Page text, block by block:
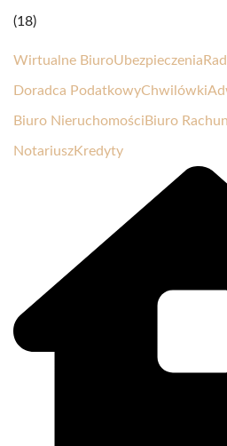
(18)
Wirtualne BiuroUbezpieczenia
Doradca PodatkowyChwilówki
Biuro Nieruchomości Biuro
NotariuszKredyty